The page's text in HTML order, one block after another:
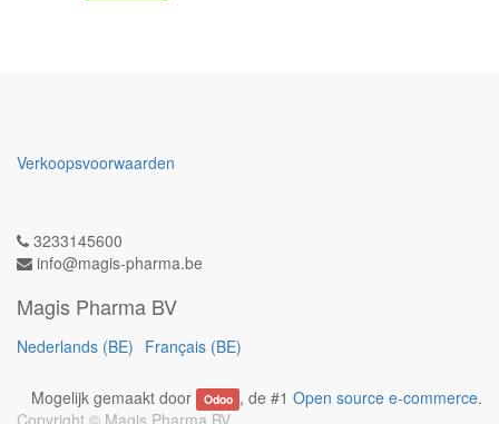
Verkoopsvoorwaarden
3233145600
info@magis-pharma.be
Magis Pharma BV
Nederlands (BE) Français (BE)
Mogelijk gemaakt door Odoo , de #1 Open source e-commerce.
Copyright © Magis Pharma BV